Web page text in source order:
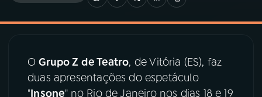
03PROGRAMAÇÃO
04PROGRAMAS
OGrupo Z de Teatro, de Vitória (ES), faz
duas apresentações do espetáculo
"Insone" no Rio de Janeiro nos dias 18 e 19